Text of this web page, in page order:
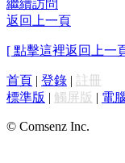
繼續訪問
返回上一頁
[ 點擊這裡返回上一
首頁 | 登錄 | 註冊
標準版 | 觸屏版 | 電
© Comsenz Inc.